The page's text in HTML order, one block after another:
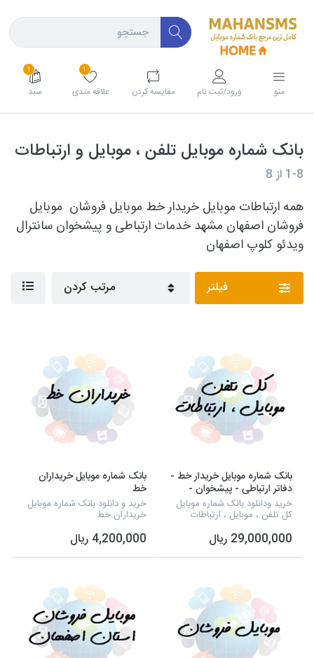
منو ورود/ثبت نام مقايسه كردن
1
علاقه مندی
1
سبد
بانک شماره موبایل تلفن ، موبایل و ارتباطات
1-8 از8
همه ارتباطات موبایل خریدار خط موبایل فروشان موبایل
فروشان اصفهان مشهد خدمات ارتباطی و پیشخوان سانترال
ویدئو کلوپ اصفهان
فیلتر مرتب کردن
بانک شماره موبایل خریدار خط -
دفاتر ارتباطی - پیشخوان -
موبایل فروشان - سانترال
خرید ودانلود بانک شماره موبایل
کل تلفن ، موبایل ، ارتباطات
29,000,000 ریال
بانک شماره موبایل خریداران
خط
خرید و دانلود بانک شماره موبایل
خریداران خط
4,200,000 ریال